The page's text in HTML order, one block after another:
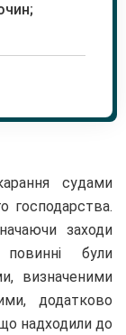
судами
господарства.
заходи
повинні були
визначеними
додатково
надходили до